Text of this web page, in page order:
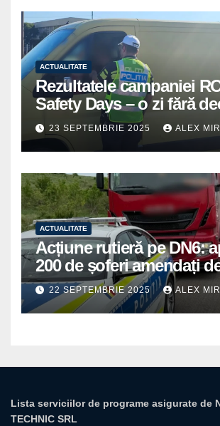
ACTUALITATE
Rezultatele campaniei
Safety Days – o zi fără
trafic
23 SEPTEMBRIE 2025 ALEX
ACTUALITATE
Acțiune rutieră pe DN6:
200 de șoferi amendați
polițiștii din Mihăilești
22 SEPTEMBRIE 2025 ALEX
Lista serviciilor de programe asigurate de
TECHNIC SRL